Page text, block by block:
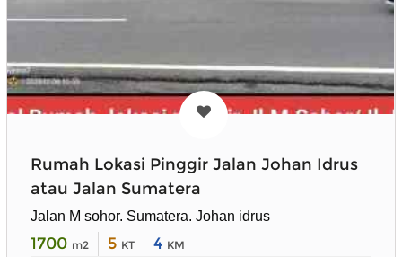
Rumah Lokasi Pinggir Jalan Johan Idrus
atau Jalan Sumatera
Jalan M sohor. Sumatera. Johan idrus
1700 m2 5 KT 4 KM